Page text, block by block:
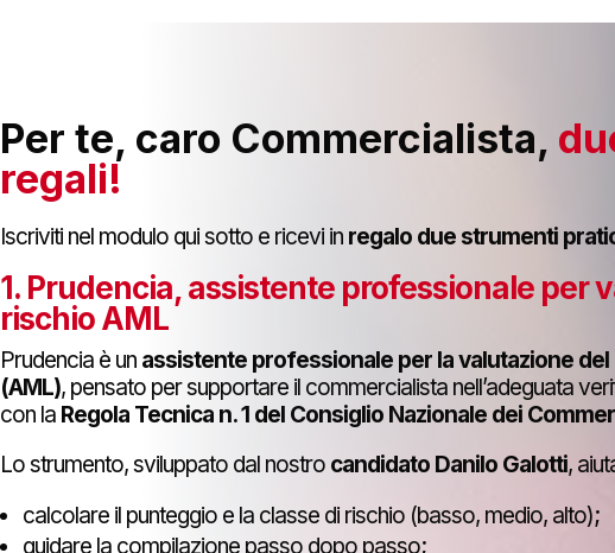
Per te, caro Commercialista,
regali!
Iscriviti nel modulo qui sotto e ricevi in regalo due strumenti
1. Prudencia, assistente professionale per
rischio AML
Prudencia è un assistente professionale per la valutazione
(AML), pensato per supportare il commercialista nell’adeguata
con la Regola Tecnica n. 1 del Consiglio Nazionale dei
Lo strumento, sviluppato dal nostro candidato Danilo Galotti,
calcolare il punteggio e la classe di rischio (basso, medio, alto);
guidare la compilazione passo dopo passo;